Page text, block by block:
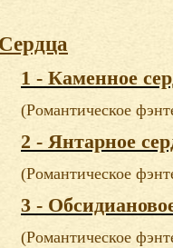
Сердца
1 - Каменное
(Романтическое
2 - Янтарное
(Романтическое
3 -
(Романтическое